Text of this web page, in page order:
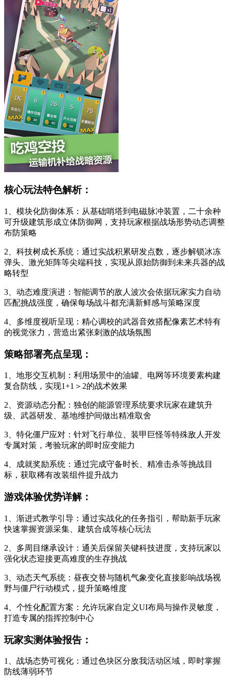
核心玩法特色解析：
1、模块化防御体系：从基础哨塔到电磁脉冲装置，二十余种
可升级建筑形成立体防御网，支持玩家根据战场形势动态调整
布防策略
2、科技树成长系统：通过实战积累研发点数，逐步解锁冰冻
弹头、激光矩阵等尖端科技，实现从原始防御到未来兵器的战
略转型
3、动态难度演进：智能调节的敌人波次会依据玩家实力自动
匹配挑战强度，确保每场战斗都充满新鲜感与策略深度
4、多维度视听呈现：精心调校的武器音效搭配像素艺术特有
的视觉张力，营造出紧张刺激的战场氛围
策略部署亮点呈现：
1、地形交互机制：利用场景中的油罐、电网等环境要素构建
复合防线，实现1+1＞2的战术效果
2、资源动态分配：独创的能源管理系统要求玩家在建筑升
级、武器研发、基地维护间做出精准取舍
3、特化僵尸应对：针对飞行单位、装甲巨怪等特殊敌人开发
专属对策，考验玩家的即时应变能力
4、成就奖励系统：通过完成守备时长、精准击杀等挑战目
标，获取稀有改装组件提升战力
游戏体验优势详解：
1、渐进式教学引导：通过实战化的任务指引，帮助新手玩家
快速掌握资源采集、建筑合成等核心玩法
2、多周目继承设计：通关后保留关键科技进度，支持玩家以
强化状态迎接更高难度的生存挑战
3、动态天气系统：昼夜交替与随机气象变化直接影响战场视
野与僵尸行动模式，提升策略维度
4、个性化配置方案：允许玩家自定义UI布局与操作灵敏度，
打造专属的指挥控制中心
玩家实测体验报告：
1、战场态势可视化：通过色块区分敌我活动区域，即时掌握
防线薄弱环节